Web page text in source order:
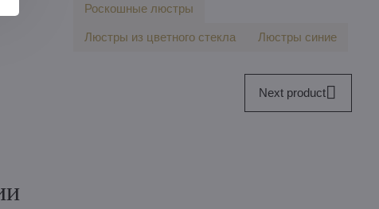
Роскошные люстры
Люстры из цветного стекла Люстры синие
Next product